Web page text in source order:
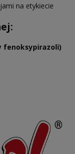
na etykiecie
fenoksypirazoli)